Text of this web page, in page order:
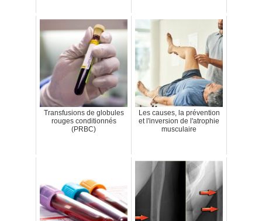
Transfusions de globules
rouges conditionnés
(PRBC)
Les causes, la prévention
et l'inversion de l'atrophie
musculaire